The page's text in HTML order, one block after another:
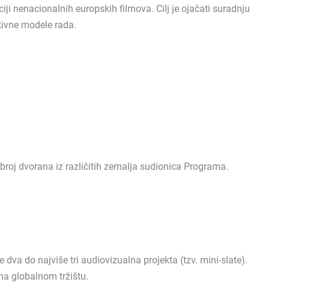
nenacionalnih europskih filmova. Cilj je ojačati suradnju
modele rada.
dvorana iz različitih zemalja sudionica Programa.
do najviše tri audiovizualna projekta (tzv. mini-slate).
globalnom tržištu.